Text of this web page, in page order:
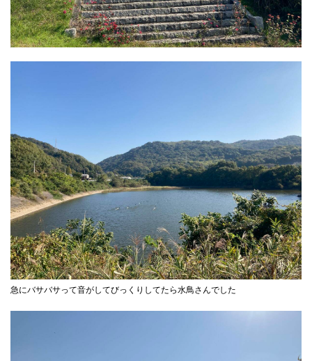
急にバサバサって音がしてびっくりしてたら水鳥さんでした